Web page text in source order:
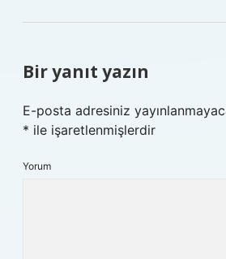
Bir yanıt yazın
E-posta adresiniz
* ile işaretlenmişlerdir
Yorum